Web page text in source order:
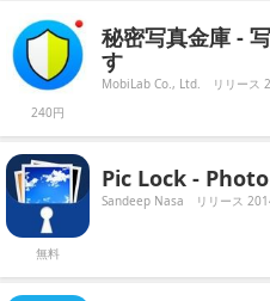
240円
秘密写真金庫 -
す
MobiLab Co., Ltd. リリース
無料
Pic Lock -
Sandeep Nasa リリース